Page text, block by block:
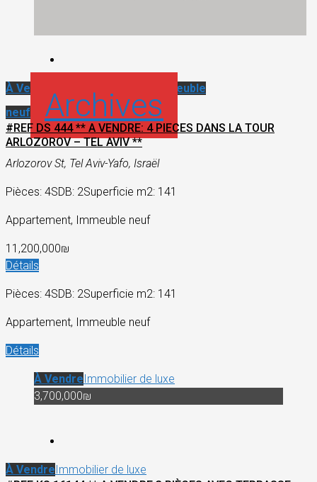
À Vendre
Immeuble
neuf
Archives
#REF DS 444 ** A VENDRE: 4 PIECES DANS LA TOUR
ARLOZOROV – TEL AVIV **
Arlozorov St, Tel Aviv-Yafo, Israël
Pièces: 4SDB: 2Superficie m2: 141
Appartement, Immeuble neuf
11,200,000₪
Détails
Pièces: 4SDB: 2Superficie m2: 141
Appartement, Immeuble neuf
Détails
À VendreImmobilier de luxe
3,700,000₪
À VendreImmobilier de luxe